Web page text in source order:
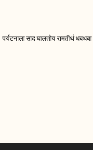
पर्यटनाला साद घालतोय रामतीर्थ धबधबा